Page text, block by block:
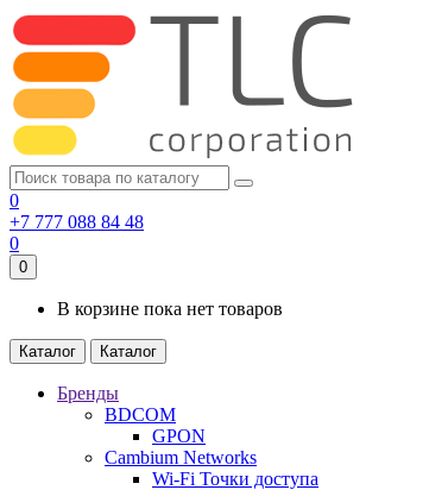
0
+7 777 088 84 48
0
0
В корзине пока нет товаров
Каталог Каталог
Бренды
BDCOM
GPON
Cambium Networks
Wi-Fi Точки доступа